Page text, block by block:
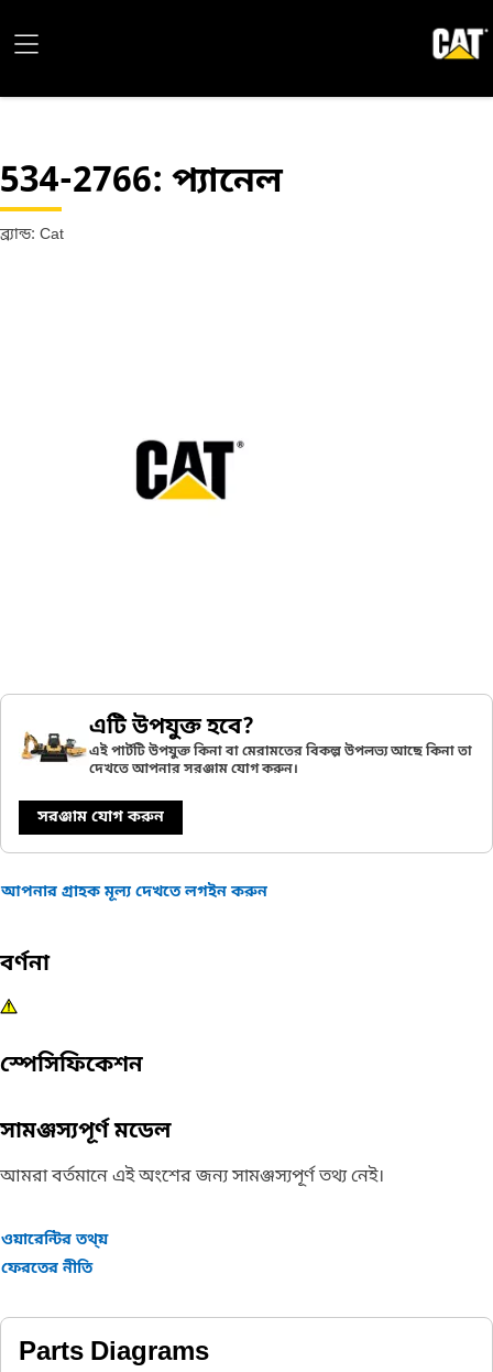
534-2766: প্যানেল
ব্র্যান্ড: Cat
এটি উপযুক্ত হবে?
এই পার্টটি উপযুক্ত কিনা বা মেরামতের বিকল্প উপলভ্য আছে কিনা তা
দেখতে আপনার সরঞ্জাম যোগ করুন।
সরঞ্জাম যোগ করুন
আপনার গ্রাহক মূল্য দেখতে লগইন করুন
বর্ণনা
স্পেসিফিকেশন
সামঞ্জস্যপূর্ণ মডেল
আমরা বর্তমানে এই অংশের জন্য সামঞ্জস্যপূর্ণ তথ্য নেই।
ওয়ারেন্টির তথ্য়
ফেরতের নীতি
Parts Diagrams